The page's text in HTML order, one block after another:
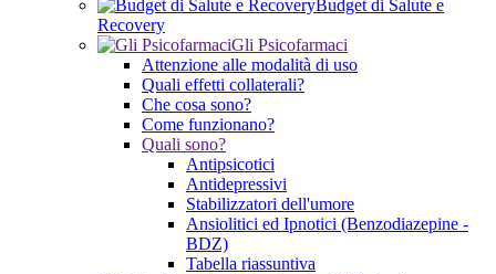
Budget di Salute e
Recovery
Gli Psicofarmaci
Attenzione alle modalità di uso
Quali effetti collaterali?
Che cosa sono?
Come funzionano?
Quali sono?
Antipsicotici
Antidepressivi
Stabilizzatori dell'umore
Ansiolitici ed Ipnotici (Benzodiazepine -
BDZ)
Tabella riassuntiva